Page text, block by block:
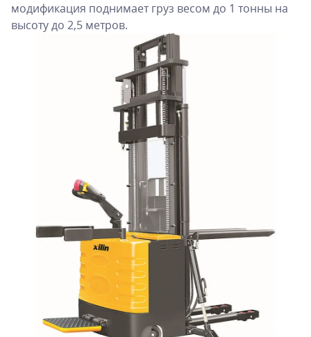
модификация поднимает груз весом до 1 тонны на
высоту до 2,5 метров.